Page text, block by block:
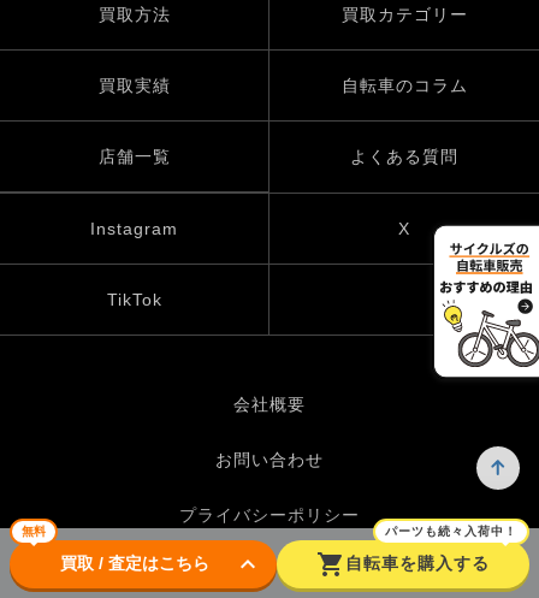
無料
買取 / 査定はこちら keyboard_arrow_down shopping_cart
パーツも続々入荷中！
自転車を購入する
買取方法 買取カテゴリー
買取実績 自転車のコラム
店舗一覧 よくある質問
Instagram X
TikTok
会社概要
お問い合わせ
プライバシーポリシー